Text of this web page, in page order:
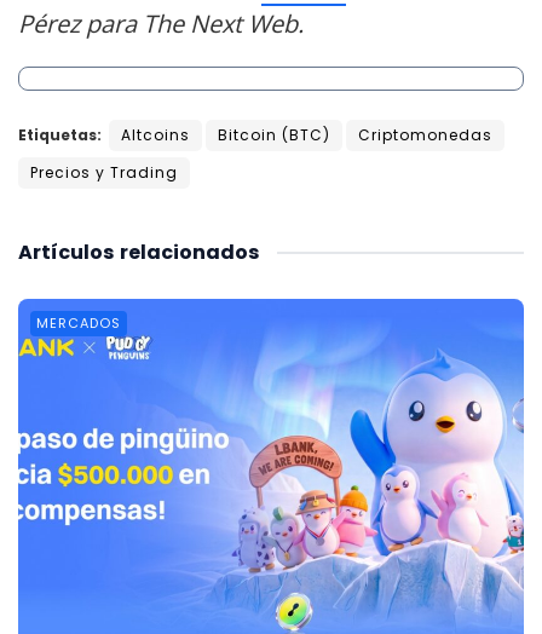
Pérez para The Next Web.
Etiquetas: Altcoins Bitcoin (BTC)
Criptomonedas
Precios y Trading
relacionados
Artículos
MERCADOS